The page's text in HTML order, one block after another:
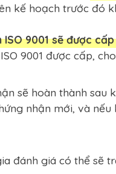
kế hoạch trước đó
ISO 9001 sẽ được
9001 được cấp,
sẽ hoàn thành sau
nhận mới, và
đánh giá có thể sẽ